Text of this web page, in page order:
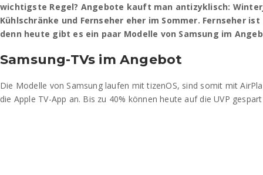
wichtigste Regel? Angebote kauft man antizyklisch:
Kühlschränke und Fernseher eher im Sommer. Fernseher
denn heute gibt es ein paar Modelle von Samsung im
Samsung-TVs im Angebot
Die Modelle von Samsung laufen mit tizenOS, sind somit mit
die Apple TV-App an. Bis zu 40% können heute auf die UVP